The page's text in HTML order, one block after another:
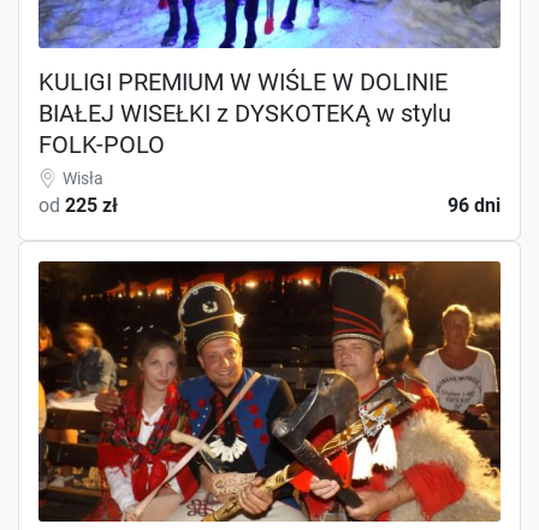
KULIGI PREMIUM W WIŚLE W DOLINIE
BIAŁEJ WISEŁKI z DYSKOTEKĄ w stylu
FOLK-POLO
Wisła
od 225 zł 96 dni